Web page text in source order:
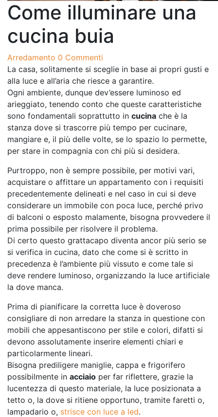
Come illuminare una
cucina buia
Arredamento 0 Commenti
La casa, solitamente si sceglie in base ai propri gusti e
alla luce e all’aria che riesce a garantire.
Ogni ambiente, dunque dev’essere luminoso ed
arieggiato, tenendo conto che queste caratteristiche
sono fondamentali soprattutto in cucina che è la
stanza dove si trascorre più tempo per cucinare,
mangiare e, il più delle volte, se lo spazio lo permette,
per stare in compagnia con chi più si desidera.
Purtroppo, non è sempre possibile, per motivi vari,
acquistare o affittare un appartamento con i requisiti
precedentemente delineati e nel caso in cui si deve
considerare un immobile con poca luce, perché privo
di balconi o esposto malamente, bisogna provvedere il
prima possibile per risolvere il problema.
Di certo questo grattacapo diventa ancor più serio se
si verifica in cucina, dato che come si è scritto in
precedenza è l’ambiente più vissuto e come tale si
deve rendere luminoso, organizzando la luce artificiale
la dove manca.
Prima di pianificare la corretta luce è doveroso
consigliare di non arredare la stanza in questione con
mobili che appesantiscono per stile e colori, difatti si
devono assolutamente inserire elementi chiari e
particolarmente lineari.
Bisogna prediligere maniglie, cappa e frigorifero
possibilmente in acciaio per far riflettere, grazie la
lucentezza di questo materiale, la luce posizionata a
tetto o, la dove si ritiene opportuno, tramite faretti o,
lampadario o, strisce con luce a led.